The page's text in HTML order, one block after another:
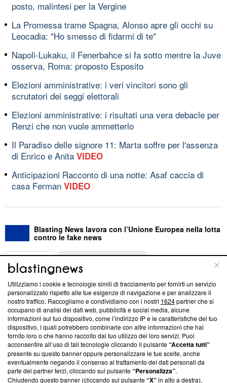
posto, malintesi per la Vergine
La Promessa trame Spagna, Alonso apre gli occhi su
Leocadia: "Ho smesso di fidarmi di te"
Napoli-Lukaku, il Fenerbahce si fa sotto mentre la Juve
osserva, Roma: proposto Esposito
Elezioni amministrative: i veri vincitori sono gli
scrutatori dei seggi elettorali
Elezioni amministrative: i risultati una vera debacle per
Renzi che non vuole ammetterlo
Il Paradiso delle signore 11: Marta soffre per l'assenza
di Enrico e Anita VIDEO
Anticipazioni Racconto di una notte: Asaf caccia di
casa Ferman VIDEO
Blasting News lavora con l’Unione Europea nella lotta
contro le fake news
ABOUT
Questa sezione offre informazioni trasparenti su Blasting
News, sui nostri processi editoriali e su come ci impegniamo a
creare news di qualità. Inoltre, afferma la nostra aderenza a
‘Trust Project - News with Integrity’Blasting News non è
ancora membro del programma, ma ha richiesto di farne
parte; Trust Project non ha ancora effettuato una verifica di
conformità agli standard.
Su di noi
Utilizziamo i cookie e tecnologie simili di tracciamento per fornirti un servizio
personalizzato rispetto alle tue esigenze di navigazione e per analizzare il
nostro traffico. Raccogliamo e condividiamo con i nostri 1624partner che si
occupano di analisi dei dati web, pubblicità e social media, alcune
informazioni sul tuo dispositivo, come l’indirizzo IP e le caratteristiche del tuo
dispositivo, i quali potrebbero combinarle con altre informazioni che hai
fornito loro o che hanno raccolto dal tuo utilizzo dei loro servizi. Puoi
acconsentire all’uso di tali tecnologie cliccando il pulsante“Accetta tutti”
presente su questo banner oppure personalizzare le tue scelte, anche
eventualmente negando il consenso al trattamento dei dati personali da
parte dei partner terzi, cliccando sul pulsante“Personalizza”.
Chiudendo questo banner (cliccando sul pulsante“X”in alto a destra),